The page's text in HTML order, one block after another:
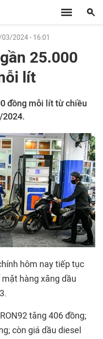
2024 - 16:01
25.000
lít
đồng mỗi lít từ chiều
2024.
hôm nay tiếp tục
hàng xăng dầu
tăng 406 đồng;
còn giá dầu diesel